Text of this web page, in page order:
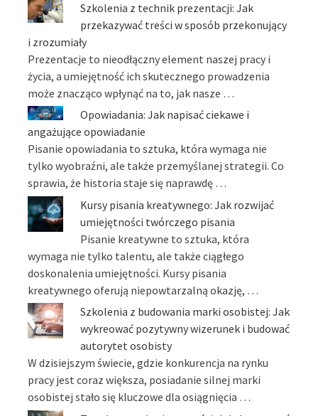
Szkolenia z technik prezentacji: Jak
przekazywać treści w sposób przekonujący
i zrozumiały
Prezentacje to nieodłączny element naszej pracy i
życia, a umiejętność ich skutecznego prowadzenia
może znacząco wpłynąć na to, jak nasze …
Opowiadania: Jak napisać ciekawe i
angażujące opowiadanie
Pisanie opowiadania to sztuka, która wymaga nie
tylko wyobraźni, ale także przemyślanej strategii. Co
sprawia, że historia staje się naprawdę …
Kursy pisania kreatywnego: Jak rozwijać
umiejętności twórczego pisania
Pisanie kreatywne to sztuka, która
wymaga nie tylko talentu, ale także ciągłego
doskonalenia umiejętności. Kursy pisania
kreatywnego oferują niepowtarzalną okazję, …
Szkolenia z budowania marki osobistej: Jak
wykreować pozytywny wizerunek i budować
autorytet osobisty
W dzisiejszym świecie, gdzie konkurencja na rynku
pracy jest coraz większa, posiadanie silnej marki
osobistej stało się kluczowe dla osiągnięcia …